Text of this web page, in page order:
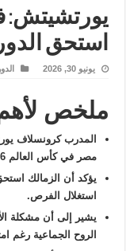
يورتشيتش:
استحق
يونيو 30, 2026
ملخص
المدرب كرونسلاف
مصر في كأس العالم 2026.
يؤكد أن الزمالك
استغلال الفرص.
يشير إلى أن مشكلة
الروح الجماعية رغم